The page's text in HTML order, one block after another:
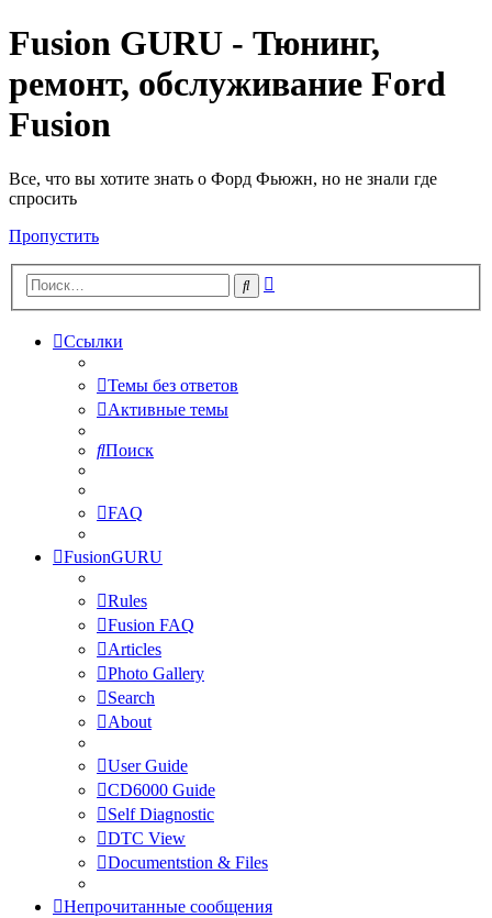
Fusion GURU - Тюнинг,
ремонт, обслуживание Ford
Fusion
Все, что вы хотите знать о Форд Фьюжн, но не знали где
спросить
Пропустить
Поиск
Ссылки
Темы без ответов
Активные темы
Поиск
FAQ
FusionGURU
Rules
Fusion FAQ
Articles
Photo Gallery
Search
About
User Guide
CD6000 Guide
Self Diagnostic
DTC View
Documentstion & Files
Непрочитанные сообщения